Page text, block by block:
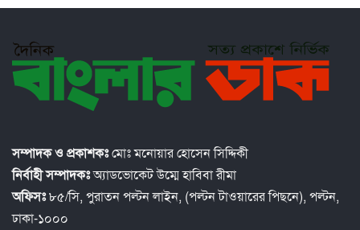
সম্পাদক ও প্রকাশকঃমোঃ মনোয়ার হোসেন সিদ্দিকী
নির্বাহী সম্পাদকঃঅ্যাডভোকেট উম্মে হাবিবা রীমা
অফিসঃ৮৫/সি, পুরাতন পল্টন লাইন, (পল্টন টাওয়ারের পিছনে), পল্টন,
ঢাকা-১০০০